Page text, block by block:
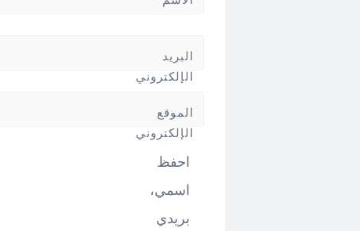
البريد
الإلكتروني
الموقع
الإلكتروني
احفظ
اسمي،
بريدي